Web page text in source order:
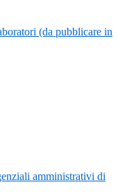
(da pubblicare in
amministrativi di